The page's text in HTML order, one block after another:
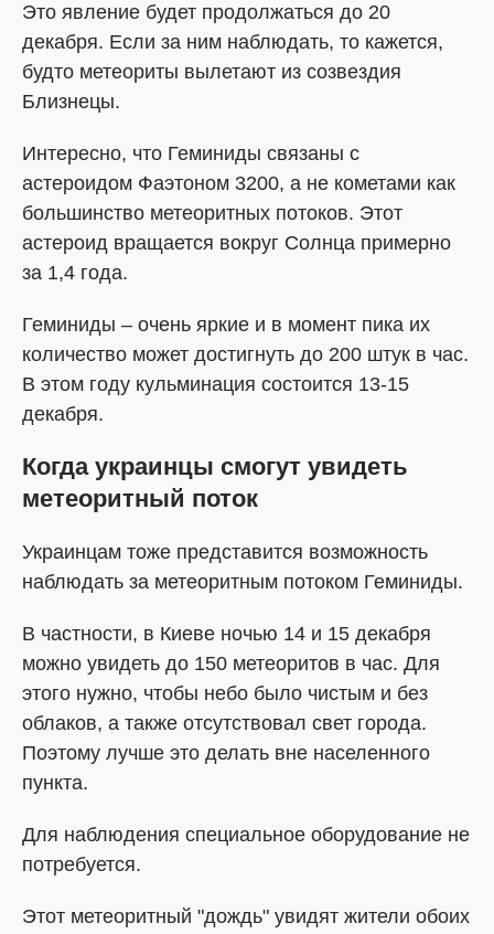
Это явление будет продолжаться до 20
декабря. Если за ним наблюдать, то кажется,
будто метеориты вылетают из созвездия
Близнецы.
Интересно, что Геминиды связаны с
астероидом Фаэтоном 3200, а не кометами как
большинство метеоритных потоков. Этот
астероид вращается вокруг Солнца примерно
за 1,4 года.
Геминиды – очень яркие и в момент пика их
количество может достигнуть до 200 штук в час.
В этом году кульминация состоится 13-15
декабря.
Когда украинцы смогут увидеть
метеоритный поток
Украинцам тоже представится возможность
наблюдать за метеоритным потоком Геминиды.
В частности, в Киеве ночью 14 и 15 декабря
можно увидеть до 150 метеоритов в час. Для
этого нужно, чтобы небо было чистым и без
облаков, а также отсутствовал свет города.
Поэтому лучше это делать вне населенного
пункта.
Для наблюдения специальное оборудование не
потребуется.
Этот метеоритный "дождь" увидят жители обоих